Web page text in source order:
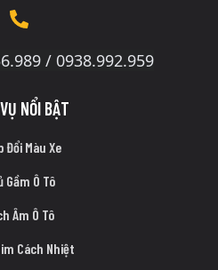
/ 0938.992.959
NỔI BẬT
Đổi Màu Xe
Gầm Ô Tô
Âm Ô Tô
Cách Nhiệt